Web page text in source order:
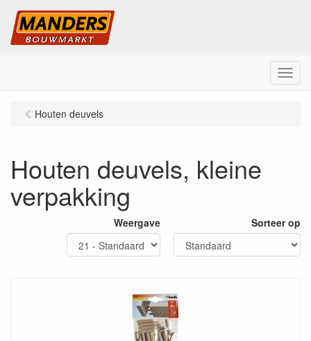
M
e
Houten deuvels
Houten deuvels, kleine
verpakking
Weergave Sorteer op